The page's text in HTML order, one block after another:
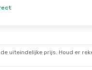
uiteindelijke prijs. Houd er